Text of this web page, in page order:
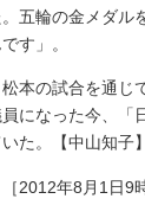
。五輪の金メダル
す」。
本の試合を通じ
になった今、「
た。【中山知子】
2012年8月1日9